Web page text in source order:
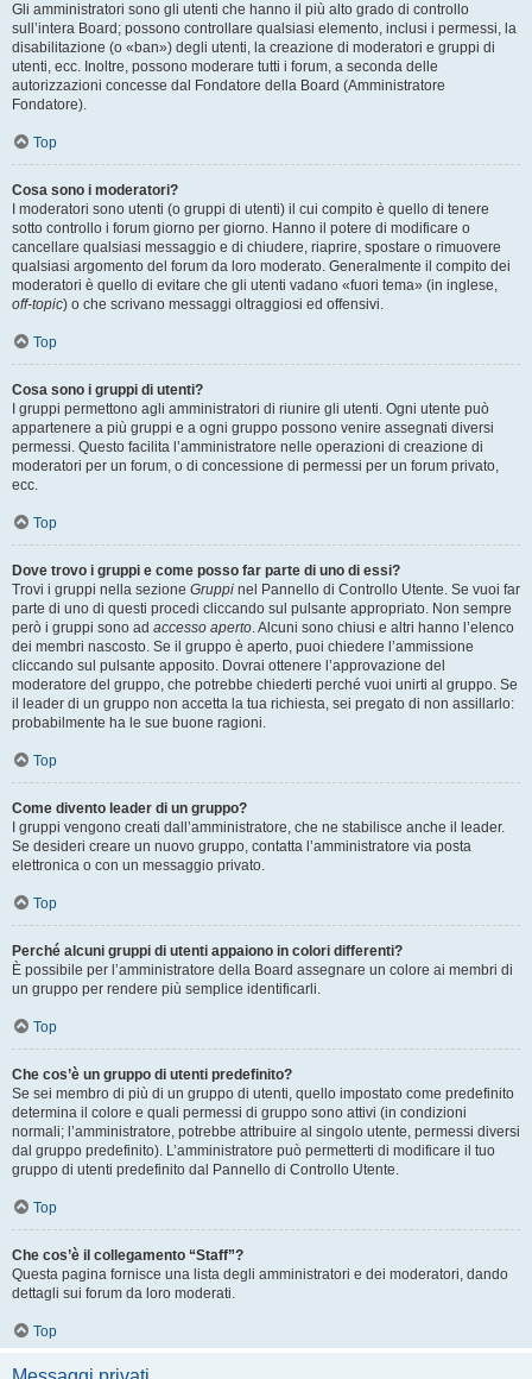
Gli amministratori sono gli utenti che hanno il più alto grado di controllo
sull’intera Board; possono controllare qualsiasi elemento, inclusi i permessi, la
disabilitazione (o «ban») degli utenti, la creazione di moderatori e gruppi di
utenti, ecc. Inoltre, possono moderare tutti i forum, a seconda delle
autorizzazioni concesse dal Fondatore della Board (Amministratore
Fondatore).
Top
Cosa sono i moderatori?
I moderatori sono utenti (o gruppi di utenti) il cui compito è quello di tenere
sotto controllo i forum giorno per giorno. Hanno il potere di modificare o
cancellare qualsiasi messaggio e di chiudere, riaprire, spostare o rimuovere
qualsiasi argomento del forum da loro moderato. Generalmente il compito dei
moderatori è quello di evitare che gli utenti vadano «fuori tema» (in inglese,
off-topic) o che scrivano messaggi oltraggiosi ed offensivi.
Top
Cosa sono i gruppi di utenti?
I gruppi permettono agli amministratori di riunire gli utenti. Ogni utente può
appartenere a più gruppi e a ogni gruppo possono venire assegnati diversi
permessi. Questo facilita l’amministratore nelle operazioni di creazione di
moderatori per un forum, o di concessione di permessi per un forum privato,
ecc.
Top
Dove trovo i gruppi e come posso far parte di uno di essi?
Trovi i gruppi nella sezione Gruppi nel Pannello di Controllo Utente. Se vuoi far
parte di uno di questi procedi cliccando sul pulsante appropriato. Non sempre
però i gruppi sono ad accesso aperto. Alcuni sono chiusi e altri hanno l’elenco
dei membri nascosto. Se il gruppo è aperto, puoi chiedere l’ammissione
cliccando sul pulsante apposito. Dovrai ottenere l’approvazione del
moderatore del gruppo, che potrebbe chiederti perché vuoi unirti al gruppo. Se
il leader di un gruppo non accetta la tua richiesta, sei pregato di non assillarlo:
probabilmente ha le sue buone ragioni.
Top
Come divento leader di un gruppo?
I gruppi vengono creati dall’amministratore, che ne stabilisce anche il leader.
Se desideri creare un nuovo gruppo, contatta l’amministratore via posta
elettronica o con un messaggio privato.
Top
Perché alcuni gruppi di utenti appaiono in colori differenti?
È possibile per l’amministratore della Board assegnare un colore ai membri di
un gruppo per rendere più semplice identificarli.
Top
Che cos’è un gruppo di utenti predefinito?
Se sei membro di più di un gruppo di utenti, quello impostato come predefinito
determina il colore e quali permessi di gruppo sono attivi (in condizioni
normali; l’amministratore, potrebbe attribuire al singolo utente, permessi diversi
dal gruppo predefinito). L’amministratore può permetterti di modificare il tuo
gruppo di utenti predefinito dal Pannello di Controllo Utente.
Top
Che cos’è il collegamento “Staff”?
Questa pagina fornisce una lista degli amministratori e dei moderatori, dando
dettagli sui forum da loro moderati.
Top